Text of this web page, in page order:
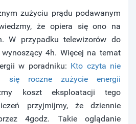
zużyciu prądu podawanym
że opiera się ono na
W przypadku telewizorów do
4h. Więcej na temat
w poradniku: Kto czyta nie
się roczne zużycie energii
koszt eksploatacji tego
przyjmijmy, że dziennie
4godz. Takie oglądanie